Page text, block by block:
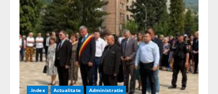
.Index Actualitate Administratie